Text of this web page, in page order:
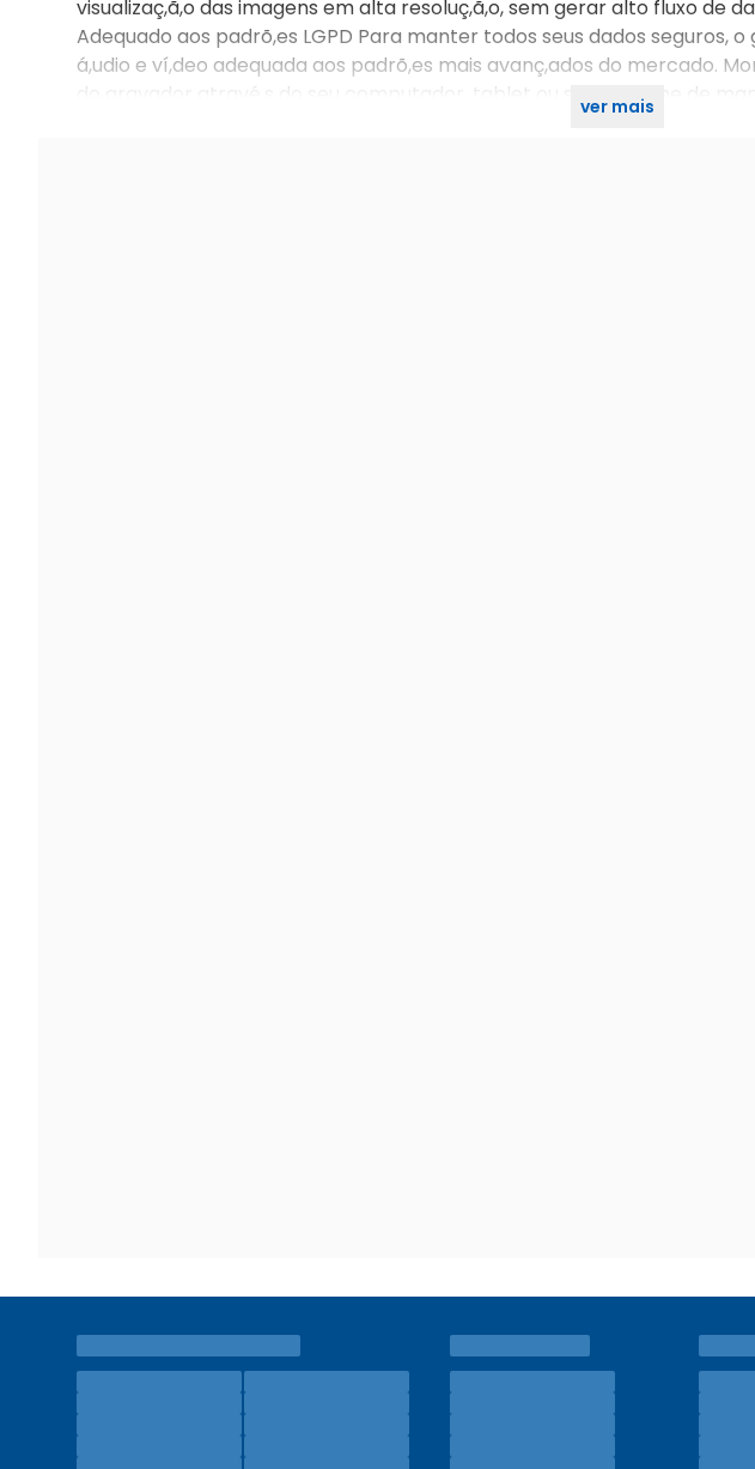
visualizaç,ã,o das imagens em alta resoluç,ã,o, sem gerar alto fluxo de
Adequado aos padrõ,es LGPD Para manter todos seus dados seguros,
á,udio e ví,deo adequada aos padrõ,es mais avanç,ados do mercado.
do gravador atravé,s do seu computador, tablet ou smartphone de
ver mais